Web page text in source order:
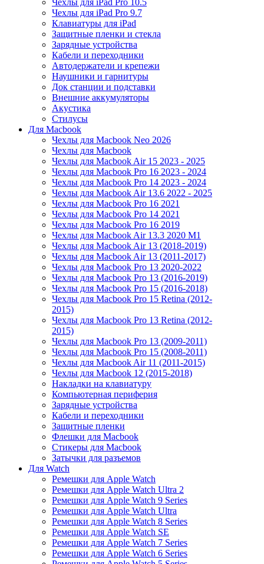
Чехлы для iPad Pro 10.5
Чехлы для iPad Pro 9.7
Клавиатуры для iPad
Защитные пленки и стекла
Зарядные устройства
Кабели и переходники
Автодержатели и крепежи
Наушники и гарнитуры
Док станции и подставки
Внешние аккумуляторы
Акустика
Стилусы
Для Macbook
Чехлы для Macbook Neo 2026
Чехлы для Macbook
Чехлы для Macbook Air 15 2023 - 2025
Чехлы для Macbook Pro 16 2023 - 2024
Чехлы для Macbook Pro 14 2023 - 2024
Чехлы для Macbook Air 13.6 2022 - 2025
Чехлы для Macbook Pro 16 2021
Чехлы для Macbook Pro 14 2021
Чехлы для Macbook Pro 16 2019
Чехлы для Macbook Air 13.3 2020 M1
Чехлы для Macbook Air 13 (2018-2019)
Чехлы для Macbook Air 13 (2011-2017)
Чехлы для Macbook Pro 13 2020-2022
Чехлы для Macbook Pro 13 (2016-2019)
Чехлы для Macbook Pro 15 (2016-2018)
Чехлы для Macbook Pro 15 Retina (2012-
2015)
Чехлы для Macbook Pro 13 Retina (2012-
2015)
Чехлы для Macbook Pro 13 (2009-2011)
Чехлы для Macbook Pro 15 (2008-2011)
Чехлы для Macbook Air 11 (2011-2015)
Чехлы для Macbook 12 (2015-2018)
Накладки на клавиатуру
Компьютерная периферия
Зарядные устройства
Кабели и переходники
Защитные пленки
Флешки для Macbook
Стикеры для Macbook
Затычки для разъемов
Для Watch
Ремешки для Apple Watch
Ремешки для Apple Watch Ultra 2
Ремешки для Apple Watch 9 Series
Ремешки для Apple Watch Ultra
Ремешки для Apple Watch 8 Series
Ремешки для Apple Watch SE
Ремешки для Apple Watch 7 Series
Ремешки для Apple Watch 6 Series